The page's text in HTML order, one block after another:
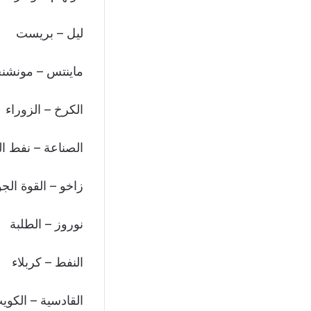
ليل – بريست
ماينتس –
الكرخ – الزوراء
الصناعة – نفط
زاخو – القوة
نوروز – الطلبة
النفط – كربلاء
القادسية –